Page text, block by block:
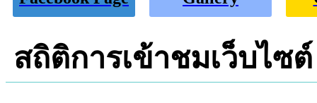
สถิติการเข้าชมเว็บไซต์